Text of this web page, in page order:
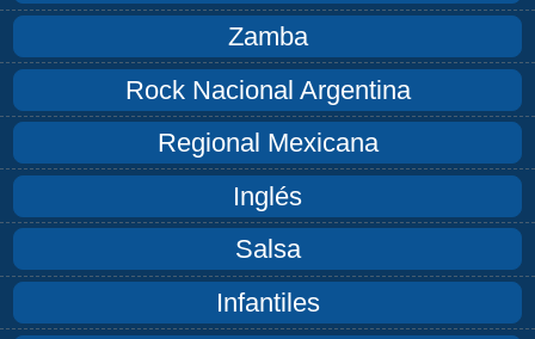
Zamba
Rock Nacional Argentina
Regional Mexicana
Inglés
Salsa
Infantiles